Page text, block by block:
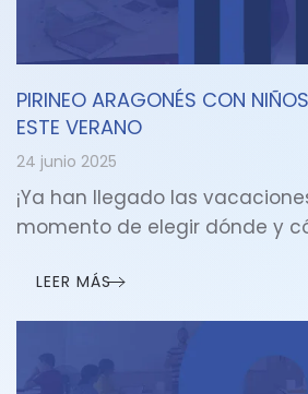
PIRINEO ARAGONÉS CON
ESTE VERANO
24 junio 2025
¡Ya han llegado las
momento de elegir dónde y
LEER MÁS